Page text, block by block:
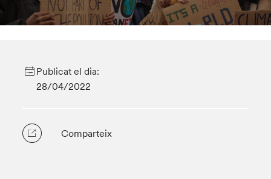
Publicat el dia:
28/04/2022
Comparteix